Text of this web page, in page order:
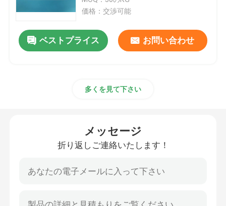
柔らかい磁気合金
価格：交渉可能
ベストプライス お問い合わせ
多くを見て下さい
メッセージ
折り返しご連絡いたします！